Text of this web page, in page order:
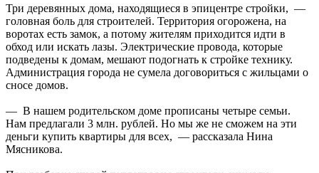
Три деревянных дома, находящиеся в эпицентре стройки, —
головная боль для строителей. Территория огорожена, на
воротах есть замок, а потому жителям приходится идти в
обход или искать лазы. Электрические провода, которые
подведены к домам, мешают подогнать к стройке технику.
Администрация города не сумела договориться с жильцами о
сносе домов.
— В нашем родительском доме прописаны четыре семьи.
Нам предлагали 3 млн. рублей. Но мы же не сможем на эти
деньги купить квартиры для всех, — рассказала Нина
Мясникова.